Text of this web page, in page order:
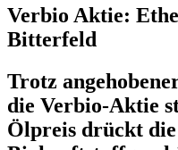
Verbio Aktie:
Bitterfeld
Trotz
die Verbio-Aktie
Ölpreis drückt